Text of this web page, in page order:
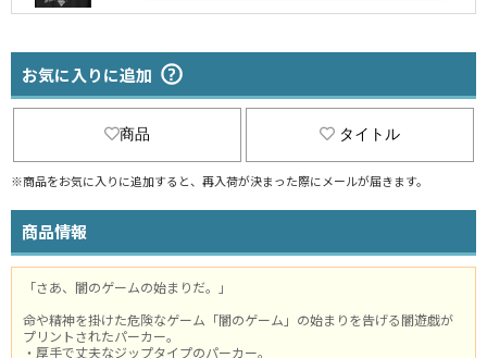
お気に入りに追加
商品 タイトル
※商品をお気に入りに追加すると、再入荷が決まった際にメールが届きます。
商品情報
「さあ、闇のゲームの始まりだ。」
命や精神を掛けた危険なゲーム「闇のゲーム」の始まりを告げる闇遊戯が
プリントされたパーカー。
・厚手で丈夫なジップタイプのパーカー。